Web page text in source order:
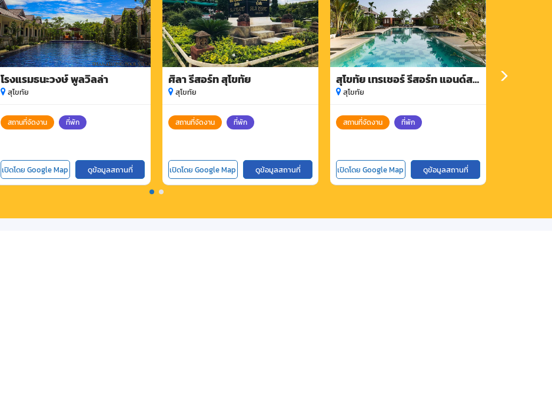
โรงแรมธนะวงษ์ พูลวิลล่า
สุโขทัย
สถานที่จัดงาน ที่พัก
เปิดโดย Google Map ดูข้อมูลสถานที่
ศิลา รีสอร์ท สุโขทัย
สุโขทัย
สถานที่จัดงาน ที่พัก
เปิดโดย Google Map ดูข้อมูลสถานที่
สุโขทัย เทรเชอร์ รีสอร์ท แอนด์ส
ปาสุโขทัย
สถานที่จัดงาน ที่พัก
เปิดโดย Google Map ดูข้อมูลสถานที่
ชมรมส่งเ